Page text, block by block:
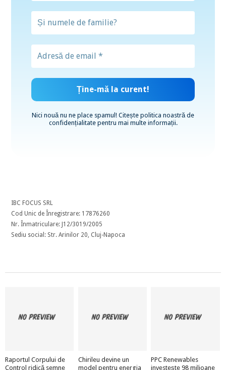
Nici nouă nu ne place spamul! Citește politica noastră de
confidențialitatepentru mai multe informații.
IBC FOCUS SRL
Cod Unic de Înregistrare: 17876260
Nr. Înmatriculare: J12/3019/2005
Sediu social: Str. Arinilor 20, Cluj-Napoca
Raportul Corpului de
Control ridică semne
Chirileu devine un
model pentru energia
PPC Renewables
investește 98 milioane